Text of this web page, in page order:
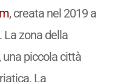
, creata nel 2019 a
La zona della
piccola città
La